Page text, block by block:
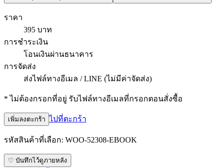
ราคา
395 บาท
การชำระเงิน
โอนเงินผ่านธนาคาร
การจัดส่ง
ส่งไฟล์ทางอีเมล / LINE (ไม่มีค่าจัดส่ง)
* ไม่ต้องกรอกที่อยู่ รับไฟล์ทางอีเมลที่กรอกตอนสั่งซื้อ
เพิ่มลงตะกร้า ไปที่ตะกร้า
รหัสสินค้าที่เลือก: WOO-52308-EBOOK
♡ บันทึกไว้ดูภายหลัง